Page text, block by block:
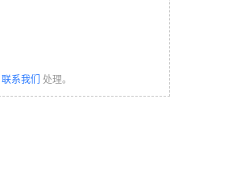
联系我们 处理。